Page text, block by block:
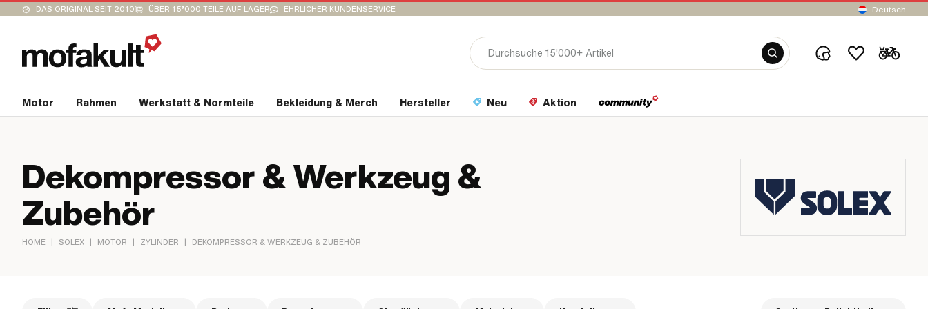
DAS ORIGINAL SEIT 2010 ÜBER 15’000 TEILE AUF LAGER EHRLICHER KUNDENSERVICE Deutsch
Motor Rahmen Werkstatt & Normteile Bekleidung & Merch Hersteller Neu Aktion
Dekompressor & Werkzeug &
Zubehör
HOME | SOLEX | MOTOR | ZYLINDER | DEKOMPRESSOR & WERKZEUG & ZUBEHÖR